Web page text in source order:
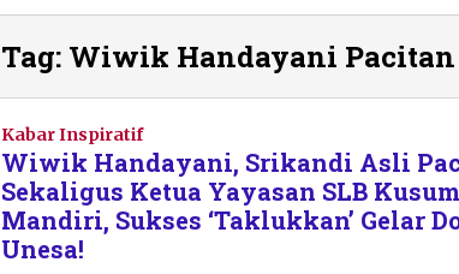
Tag: Wiwik Handayani Pacitan
Kabar Inspiratif
Wiwik Handayani, Srikandi Asli
Sekaligus Ketua Yayasan SLB
Mandiri, Sukses ‘Taklukkan’ Gelar
Unesa!